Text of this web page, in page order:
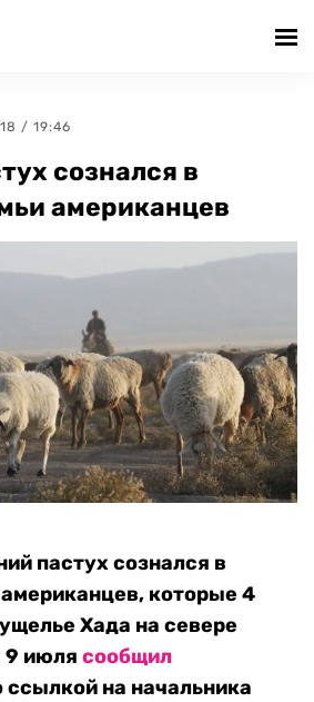
/ 19:46
сознался в
американцев
пастух сознался в
которые 4
Хада на севере
9 июля сообщил
на начальника